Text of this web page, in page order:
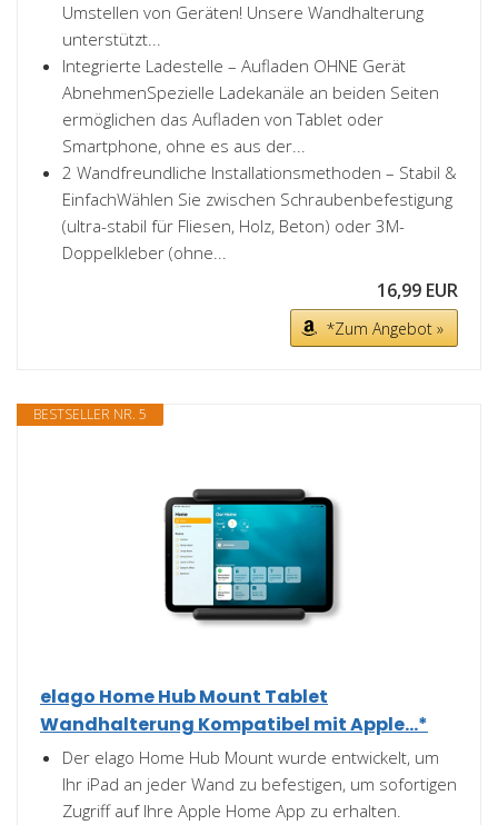
Umstellen von Geräten! Unsere Wandhalterung
unterstützt...
Integrierte Ladestelle – Aufladen OHNE Gerät
AbnehmenSpezielle Ladekanäle an beiden Seiten
ermöglichen das Aufladen von Tablet oder
Smartphone, ohne es aus der...
2 Wandfreundliche Installationsmethoden – Stabil &
EinfachWählen Sie zwischen Schraubenbefestigung
(ultra-stabil für Fliesen, Holz, Beton) oder 3M-
Doppelkleber (ohne...
16,99 EUR
*Zum Angebot »
BESTSELLER NR. 5
elago Home Hub Mount Tablet
Wandhalterung Kompatibel mit Apple...*
Der elago Home Hub Mount wurde entwickelt, um
Ihr iPad an jeder Wand zu befestigen, um sofortigen
Zugriff auf Ihre Apple Home App zu erhalten.